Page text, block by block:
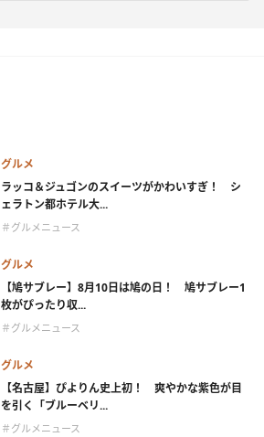
グルメ
ラッコ＆ジュゴンのスイーツがかわいすぎ！ シ
ェラトン都ホテル大...
＃グルメニュース
グルメ
【鳩サブレー】8月10日は鳩の日！ 鳩サブレー1
枚がぴったり収...
＃グルメニュース
グルメ
【名古屋】ぴよりん史上初！ 爽やかな紫色が目
を引く「ブルーベリ...
＃グルメニュース